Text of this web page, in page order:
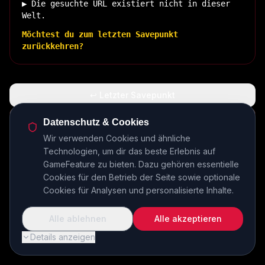
▶ Die gesuchte URL existiert nicht in dieser
Welt.
Möchtest du zum letzten Savepunkt
zurückkehren?
🏠 Zurück zur Basis
INSERT COIN TO CONTINUE...
Datenschutz & Cookies
Wir verwenden Cookies und ähnliche
Technologien, um dir das beste Erlebnis auf
GameFeature zu bieten. Dazu gehören essentielle
Cookies für den Betrieb der Seite sowie optionale
Cookies für Analysen und personalisierte Inhalte.
Details anzeigen
Alle ablehnen Alle akzeptieren